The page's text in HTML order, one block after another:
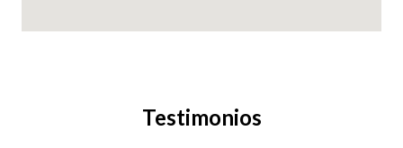
Testimonios